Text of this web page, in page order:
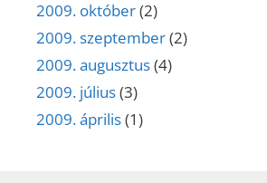
2009. október(2)
2009. szeptember(2)
2009. augusztus(4)
2009. július(3)
2009. április(1)